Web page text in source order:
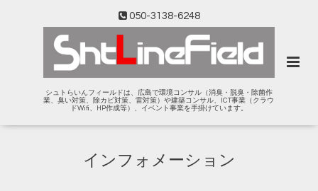
050-3138-6248
シュトらいんフィールドは、広島で環境コンサル（消臭・脱臭・除菌作
業、臭い対策、除カビ対策、雷対策）や建築コンサル、ICT事業（クラウ
ドWifi、HP作成等）、イベント事業を手掛けています。
インフォメーション